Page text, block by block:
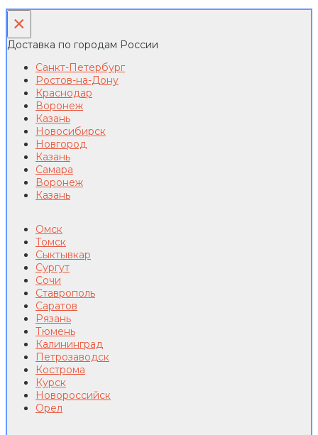
×
Доставка по городам России
Санкт-Петербург
Ростов-на-Дону
Краснодар
Воронеж
Казань
Новосибирск
Новгород
Казань
Самара
Воронеж
Казань
Омск
Томск
Сыктывкар
Сургут
Сочи
Ставрополь
Саратов
Рязань
Тюмень
Калининград
Петрозаводск
Кострома
Курск
Новороссийск
Орел